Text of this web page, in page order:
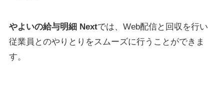
やよいの給与明細 Nextでは、Web配信と回収を行い
従業員とのやりとりをスムーズに行うことができま
す。